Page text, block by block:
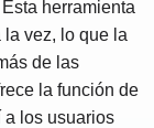
herramienta
vez, lo que la
de las
la función de
a los usuarios